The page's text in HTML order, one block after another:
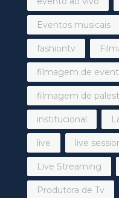
Eventos musicais
fashiontv
filmagem de
filmagem de
institucional
live live
Live Streaming
Produtora de Tv